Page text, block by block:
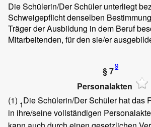
Die Schülerin/Der Schüler unterliegt
Schweigepflicht denselben
Träger der Ausbildung in dem Beruf
Mitarbeitenden, für den sie/er
§ 79
Personalakten
(1) 1Die Schülerin/Der Schüler hat das
in ihre/seine vollständigen